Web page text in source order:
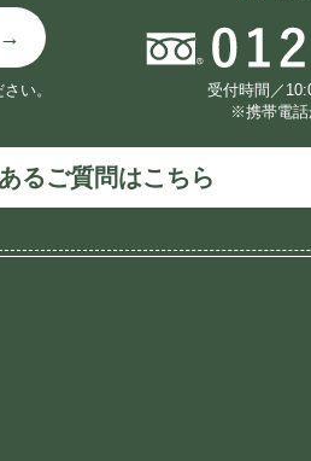
い。
受付時間／
※携帯電話
るご質問はこちら